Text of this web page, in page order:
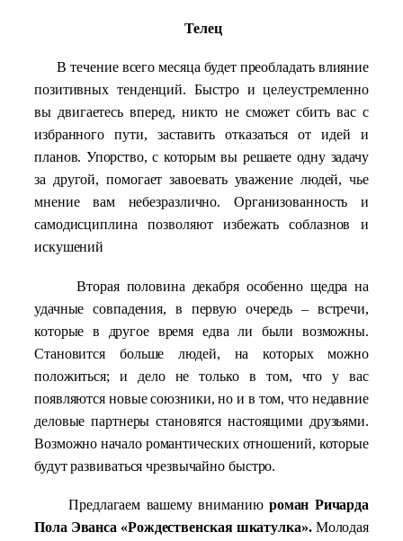
Телец
В течение всего месяца будет преобладать влияние
позитивных тенденций. Быстро и целеустремленно
вы двигаетесь вперед, никто не сможет сбить вас с
избранного пути, заставить отказаться от идей и
планов. Упорство, с которым вы решаете одну задачу
за другой, помогает завоевать уважение людей, чье
мнение вам небезразлично. Организованность и
самодисциплина позволяют избежать соблазнов и
искушений
Вторая половина декабря особенно щедра на
удачные совпадения, в первую очередь – встречи,
которые в другое время едва ли были возможны.
Становится больше людей, на которых можно
положиться; и дело не только в том, что у вас
появляются новые союзники, но и в том, что недавние
деловые партнеры становятся настоящими друзьями.
Возможно начало романтических отношений, которые
будут развиваться чрезвычайно быстро.
Предлагаем вашему вниманию роман Ричарда
Пола Эванса «Рождественская шкатулка».Молодая